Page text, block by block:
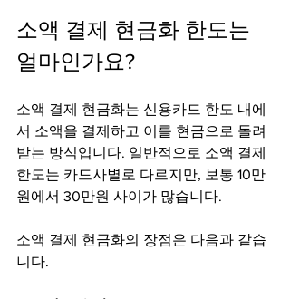
소액 결제 현금화 한도는
얼마인가요?
소액 결제 현금화는 신용카드 한도 내에
서 소액을 결제하고 이를 현금으로 돌려
받는 방식입니다. 일반적으로 소액 결제
한도는 카드사별로 다르지만, 보통 10만
원에서 30만원 사이가 많습니다.
소액 결제 현금화의 장점은 다음과 같습
니다.